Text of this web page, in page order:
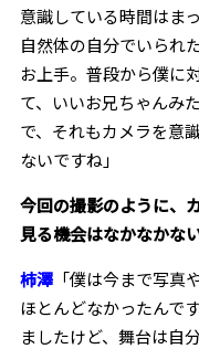
意識している時間はま
自然体の自分でいられ
お上手。普段から僕に
て、いいお兄ちゃんみ
で、それもカメラを意
ないですね」
――今回の撮影のように
見る機会はなかなかな
柿澤「僕は今まで写真
ほとんどなかったんで
ましたけど、舞台は自